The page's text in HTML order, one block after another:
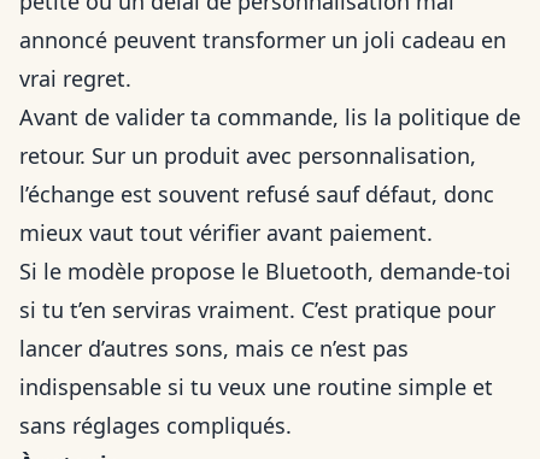
annoncé peuvent transformer un joli cadeau en
vrai regret.
Avant de valider ta commande, lis la politique de
retour. Sur un produit avec personnalisation,
l’échange est souvent refusé sauf défaut, donc
mieux vaut tout vérifier avant paiement.
Si le modèle propose le Bluetooth, demande-toi
si tu t’en serviras vraiment. C’est pratique pour
lancer d’autres sons, mais ce n’est pas
indispensable si tu veux une routine simple et
sans réglages compliqués.